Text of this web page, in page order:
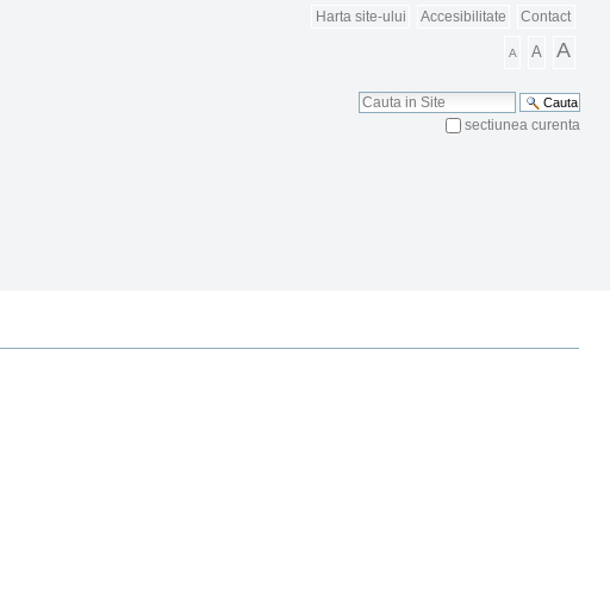
Harta site-ului Accesibilitate Contact
A A A
Cauta
sectiunea curenta